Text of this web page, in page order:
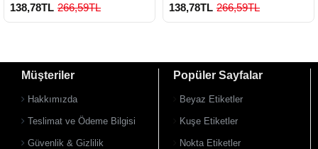
138,78TL 266,59TL 138,78TL 266,59TL
Müşteriler
Hakkımızda
Teslimat ve Ödeme Bilgisi
Güvenlik & Gizlilik
Popüler Sayfalar
Beyaz Etiketler
Kuşe Etiketler
Nokta Etiketler